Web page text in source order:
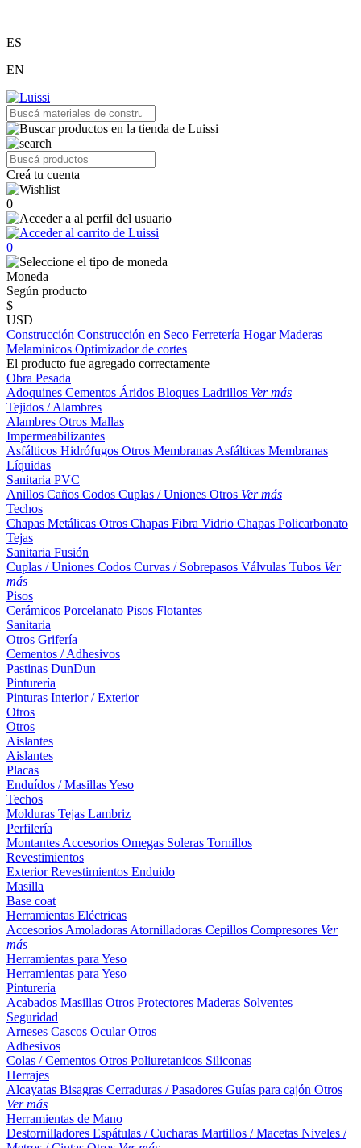
ES
EN
Creá tu cuenta
0
0
Moneda
Según producto
$
USD
Construcción Construcción en Seco Ferretería HogarMaderas
Melaminicos Optimizador de cortes
El producto fue agregado correctamente
Obra Pesada
Adoquines Cementos Áridos Bloques Ladrillos Ver más
Tejidos / Alambres
Alambres Otros Mallas
Impermeabilizantes
Asfálticos Hidrófugos Otros Membranas Asfálticas Membranas
Líquidas
Sanitaria PVC
Anillos Caños Codos Cuplas / Uniones Otros Ver más
Techos
Chapas Metálicas Otros Chapas Fibra Vidrio Chapas Policarbonato
Tejas
Sanitaria Fusión
Cuplas / Uniones Codos Curvas / Sobrepasos Válvulas Tubos Ver
más
Pisos
Cerámicos Porcelanato Pisos Flotantes
Sanitaria
Otros Grifería
Cementos / Adhesivos
Pastinas DunDun
Pinturería
Pinturas Interior / Exterior
Otros
Otros
Aislantes
Aislantes
Placas
Enduídos / MasillasYeso
Techos
Molduras Tejas Lambriz
Perfilería
Montantes Accesorios Omegas Soleras Tornillos
Revestimientos
ExteriorRevestimientos Enduido
Masilla
Base coat
Herramientas Eléctricas
Accesorios Amoladoras Atornilladoras Cepillos Compresores Ver
más
Herramientas para Yeso
Herramientas para Yeso
Pinturería
Acabados Masillas Otros Protectores Maderas Solventes
Seguridad
Arneses Cascos OcularOtros
Adhesivos
Colas / Cementos Otros Poliuretanicos Siliconas
Herrajes
Alcayatas Bisagras Cerraduras / Pasadores Guías para cajón Otros
Ver más
Herramientas de Mano
Destornilladores Espátulas / Cucharas Martillos / Macetas Niveles /